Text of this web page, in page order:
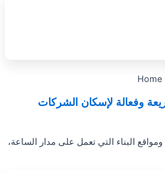
Home
وفعالة لإسكان الشركات
البناء التي تعمل على مدار الساعة،